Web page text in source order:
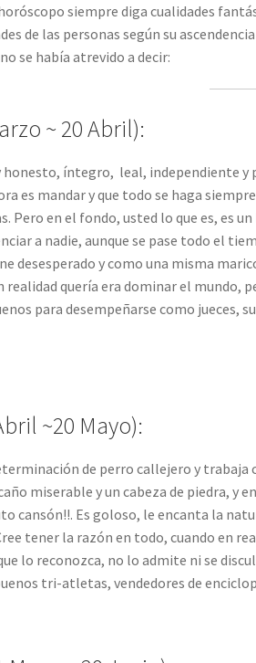
siempre diga cualidades
de las personas según su
se había atrevido a decir:
~ 20 Abril):
honesto, íntegro, leal, independiente y
es mandar y que todo se haga
Pero en el fondo, usted lo que es, es
a nadie, aunque se pase todo el
desesperado y como una misma
realidad quería era dominar el mundo,
para desempeñarse como jueces,
~20 Mayo):
de perro callejero y trabaja
miserable y un cabeza de piedra, y
cansón!!. Es goloso, le encanta la
tener la razón en todo, cuando en
lo reconozca, no lo admite ni se
tri-atletas, vendedores de